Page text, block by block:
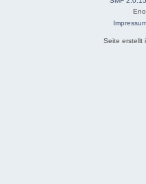
Seite erstellt